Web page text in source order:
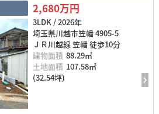
2,680万円
3LDK / 2026年
埼玉県川越市笠幡 4905-5
ＪＲ川越線 笠幡 徒歩10分
建物面積 88.29㎡
土地面積 107.58㎡
(32.54坪)